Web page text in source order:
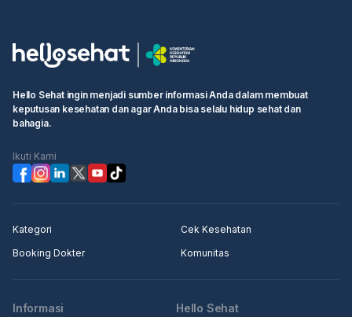
Hello Sehat ingin menjadi sumber informasi Anda dalam membuat
keputusan kesehatan dan agar Anda bisa selalu hidup sehat dan
bahagia.
Ikuti Kami
Kategori
Cek Kesehatan
Booking Dokter
Komunitas
Informasi Hello Sehat